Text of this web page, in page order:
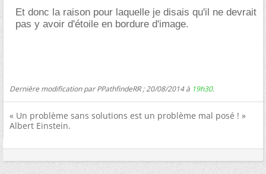
Et donc la raison pour laquelle je disais qu'il ne devrait
pas y avoir d'étoile en bordure d'image.
Dernière modification par PPathfindeRR ; 20/08/2014 à 19h30.
« Un problème sans solutions est un problème mal posé ! »
Albert Einstein.